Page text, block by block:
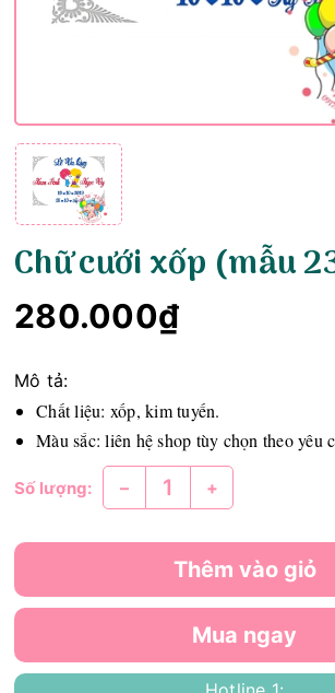
Chữ cưới xốp (mẫu
280.000₫
Mô tả:
Chất liệu: xốp, kim tuyến.
Màu sắc: liên hệ shop tùy chọn theo yêu
Số lượng: – +
Thêm vào giỏ
Mua ngay